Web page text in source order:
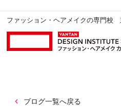
ファッション・ヘアメイクの専門校
ブログ一覧へ戻る